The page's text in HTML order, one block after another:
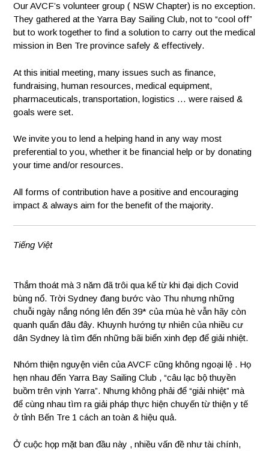
Our AVCF’s volunteer group ( NSW Chapter) is no exception.
They gathered at the Yarra Bay Sailing Club, not to “cool off”
but to work together to find a solution to carry out the medical
mission in Ben Tre province safely & effectively.
At this initial meeting, many issues such as finance,
fundraising, human resources, medical equipment,
pharmaceuticals, transportation, logistics … were raised &
goals were set.
We invite you to lend a helping hand in any way most
preferential to you, whether it be financial help or by donating
your time and/or resources.
All forms of contribution have a positive and encouraging
impact & always aim for the benefit of the majority.
Tiếng Việt
Thắm thoát mà 3 năm đã trôi qua kể từ khi đại dịch Covid
bùng nổ. Trời Sydney đang bước vào Thu nhưng những
chuỗi ngày nắng nóng lên đến 39* của mùa hè vẫn hãy còn
quanh quẩn đâu đây. Khuynh hướng tự nhiên của nhiều cư
dân Sydney là tìm đến những bãi biển xinh đẹp để giải nhiệt.
Nhóm thiện nguyện viên của AVCF cũng không ngoại lệ . Họ
hẹn nhau đến Yarra Bay Sailing Club , “câu lạc bộ thuyền
buồm trên vịnh Yarra”. Nhưng không phải để “giải nhiệt” mà
để cùng nhau tìm ra giải pháp thực hiện chuyến từ thiện y tế
ở tỉnh Bến Tre 1 cách an toàn & hiệu quả.
Ở cuộc họp mặt ban đầu này , nhiều vấn đề như tài chính,